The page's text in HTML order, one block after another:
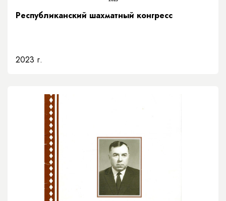
Республиканский шахматный конгресс
2023 г.